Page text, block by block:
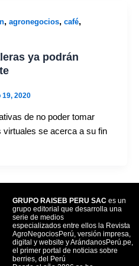
, agronegocios, café,
ya podrán
19, 2020
de no poder tomar
se acerca a su fin
GRUPO RAISEB PERU SAC es un
grupo editorial que desarrolla una
serie de medios
especializados entre ellos la Revista
AgroNegociosPerú, versión impresa,
digital y website y ArándanosPerú.pe,
el primer portal de noticias sobre
berries, del Perú